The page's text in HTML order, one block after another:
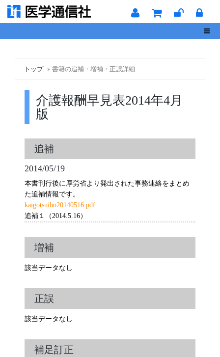
トップ 書籍の追補・増補・正誤詳細
介護報酬早見表2014年4月
版
追補
2014/05/19
本書刊行後に厚労省より発出された事務連絡をまとめ
た追補情報です。
kaigotsuiho20140516.pdf
追補１（2014.5.16）
増補
該当データなし
正誤
該当データなし
補足訂正